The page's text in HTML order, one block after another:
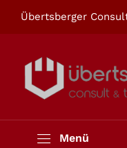
Übertsberger
Menü